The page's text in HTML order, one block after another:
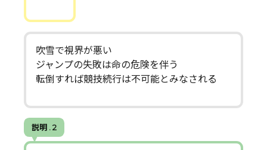
吹雪で視界が悪い
ジャンプの失敗は命の危険を伴う
転倒すれば競技続行は不可能とみなされる
説明 . 2